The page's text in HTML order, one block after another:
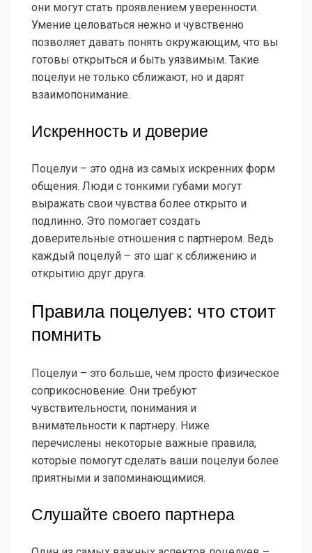
они могут стать проявлением уверенности.
Умение целоваться нежно и чувственно
позволяет давать понять окружающим, что вы
готовы открыться и быть уязвимым. Такие
поцелуи не только сближают, но и дарят
взаимопонимание.
Искренность и доверие
Поцелуи – это одна из самых искренних форм
общения. Люди с тонкими губами могут
выражать свои чувства более открыто и
подлинно. Это помогает создать
доверительные отношения с партнером. Ведь
каждый поцелуй – это шаг к сближению и
открытию друг друга.
Правила поцелуев: что стоит
помнить
Поцелуи – это больше, чем просто физическое
соприкосновение. Они требуют
чувствительности, понимания и
внимательности к партнеру. Ниже
перечислены некоторые важные правила,
которые помогут сделать ваши поцелуи более
приятными и запоминающимися.
Слушайте своего партнера